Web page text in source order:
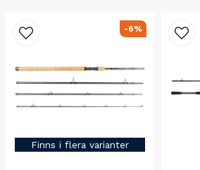
Finns i flera varianter
-6%